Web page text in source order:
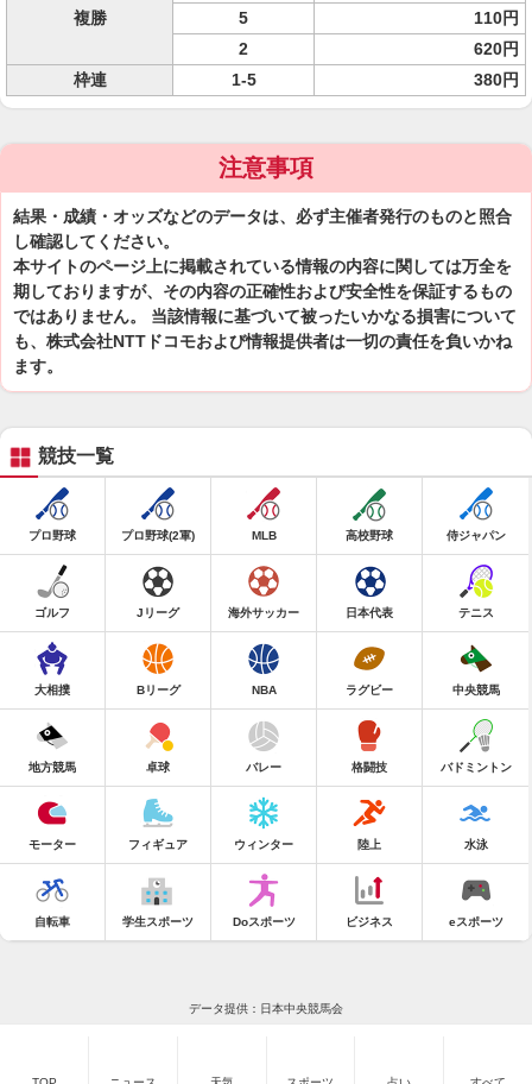
複勝
5
110円
2
620円
枠連
1-5 380円
注意事項
結果・成績・オッズなどのデータは、必ず主催者発行のものと照合
し確認してください。
本サイトのページ上に掲載されている情報の内容に関しては万全を
期しておりますが、その内容の正確性および安全性を保証するもの
ではありません。 当該情報に基づいて被ったいかなる損害について
も、株式会社NTTドコモおよび情報提供者は一切の責任を負いかね
ます。
競技一覧
プロ野球 プロ野球(2軍) MLB 高校野球 侍ジャパン
ゴルフ Jリーグ 海外サッカー 日本代表 テニス
大相撲 Bリーグ NBA ラグビー 中央競馬
地方競馬 卓球 バレー 格闘技 バドミントン
モーター フィギュア ウィンター 陸上 水泳
自転車 学生スポーツ Doスポーツ ビジネス eスポーツ
データ提供：日本中央競馬会